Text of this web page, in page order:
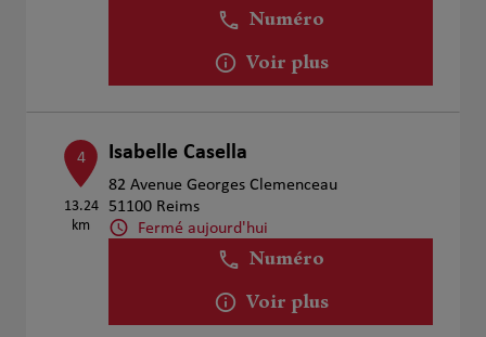
Numéro
Voir plus
4
13.24
km
Isabelle Casella
82 Avenue Georges Clemenceau
51100 Reims
Fermé aujourd'hui
Numéro
Voir plus